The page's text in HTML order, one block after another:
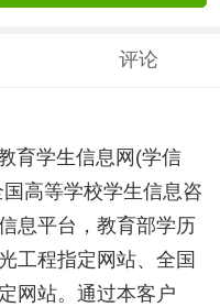
评论
育学生信息网(学信
高等学校学生信息咨
息平台，教育部学历
工程指定网站、全国
网站。通过本客户